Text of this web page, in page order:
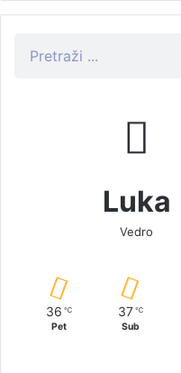
Luka
Vedro
36 ℃
Pet
37 ℃
Sub